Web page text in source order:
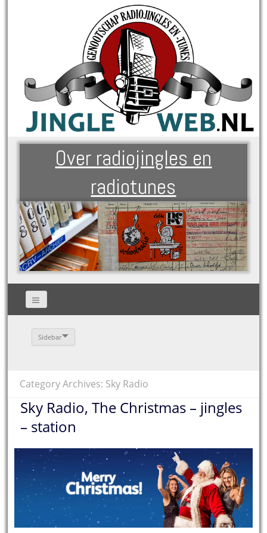
Over radiojingles en
radiotunes
Sidebar
Category Archives: Sky Radio
Sky Radio, The Christmas – jingles
– station